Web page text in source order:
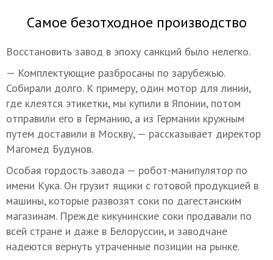
Самое безотходное производство
Восстановить завод в эпоху санкций было нелегко.
— Комплектующие разбросаны по зарубежью.
Собирали долго. К примеру, один мотор для линии,
где клеятся этикетки, мы купили в Японии, потом
отправили его в Германию, а из Германии кружным
путем доставили в Москву, — рассказывает директор
Магомед Будунов.
Особая гордость завода — робот-манипулятор по
имени Кука. Он грузит ящики с готовой продукцией в
машины, которые развозят соки по дагестанским
магазинам. Прежде кикунинские соки продавали по
всей стране и даже в Белоруссии, и заводчане
надеются вернуть утраченные позиции на рынке.